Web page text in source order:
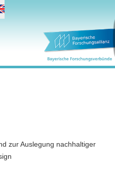
zur Auslegung nachhaltiger